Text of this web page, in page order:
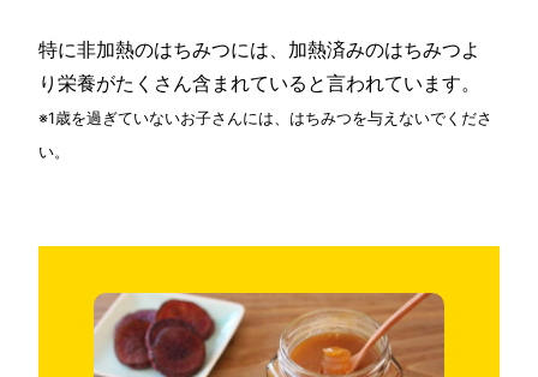
特に非加熱のはちみつには、加熱済みのはちみつよ
り栄養がたくさん含まれていると言われています。
※1歳を過ぎていないお子さんには、はちみつを与えないでくださ
い。